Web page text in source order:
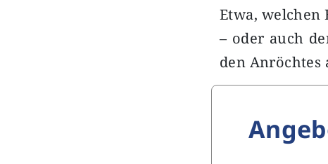
Etwa, welchen
– oder auch
den Anröchtes